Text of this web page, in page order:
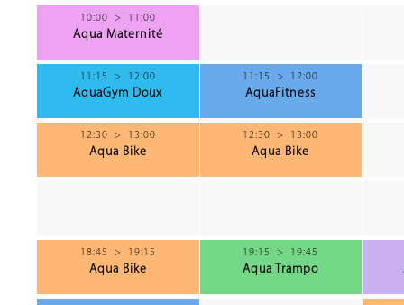
10:00 > 11:00
Aqua Maternité
11:15 > 12:00
AquaGym Doux
12:30 > 13:00
Aqua Bike
18:45 > 19:15
Aqua Bike
11:15 > 12:00
AquaFitness
12:30 > 13:00
Aqua Bike
19:15 > 19:45
Aqua Trampo